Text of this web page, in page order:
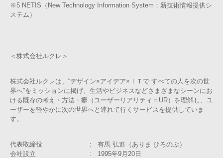
※5 NETIS（New Technology Information System：新技術情報提供シ
ステム）
＜株式会社ルクレ＞
株式会社ルクレは、“デザイン×アイデア×ＩＴで すべての人を次の世
界へ”をミッションに掲げ、生活やビジネスなどさまざまなシーンにお
ける既存の考え・方法・癖（ユーザーリアリティ＝UR）を理解し、ユ
ーザーを軽やかに次の世界へと連れて行くサービスを提供していま
す。
代表取締役
有馬 弘進（ありま ひろのぶ）
会社設立
1995年9月20日